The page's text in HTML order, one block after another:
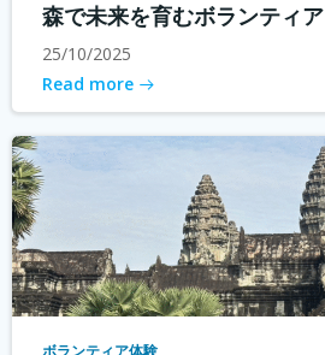
森で未来を育むボランティア
25/10/2025
Read more